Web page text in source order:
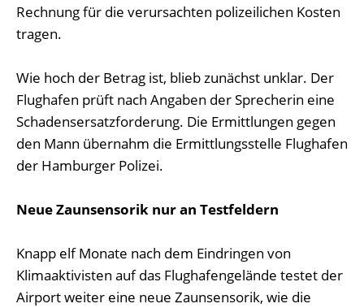
Rechnung für die verursachten polizeilichen Kosten
tragen.
Wie hoch der Betrag ist, blieb zunächst unklar. Der
Flughafen prüft nach Angaben der Sprecherin eine
Schadensersatzforderung. Die Ermittlungen gegen
den Mann übernahm die Ermittlungsstelle Flughafen
der Hamburger Polizei.
Neue Zaunsensorik nur an Testfeldern
Knapp elf Monate nach dem Eindringen von
Klimaaktivisten auf das Flughafengelände testet der
Airport weiter eine neue Zaunsensorik, wie die